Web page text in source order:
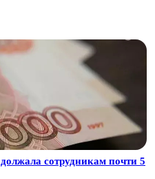
сотрудникам почти 5